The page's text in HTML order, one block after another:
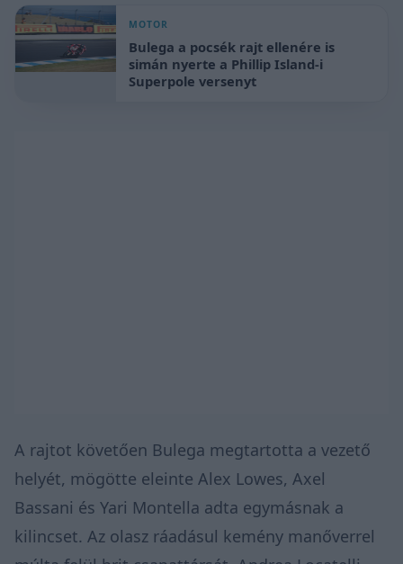
MOTOR
Bulega a pocsék rajt ellenére is
simán nyerte a Phillip Island-i
Superpole versenyt
A rajtot követően Bulega megtartotta a vezető
helyét, mögötte eleinte Alex Lowes, Axel
Bassani és Yari Montella adta egymásnak a
kilincset. Az olasz ráadásul kemény manőverrel